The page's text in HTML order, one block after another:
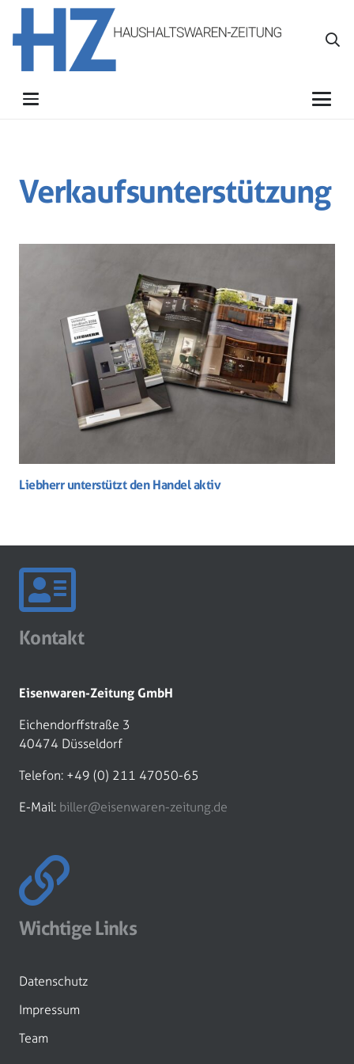
Verkaufsunterstützung
Liebherr unterstützt den Handel aktiv
Kontakt
Eisenwaren-Zeitung GmbH
Eichendorffstraße 3
40474 Düsseldorf
Telefon: +49 (0) 211 47050-65
E-Mail: biller@eisenwaren-zeitung.de
Wichtige Links
Datenschutz
Impressum
Team